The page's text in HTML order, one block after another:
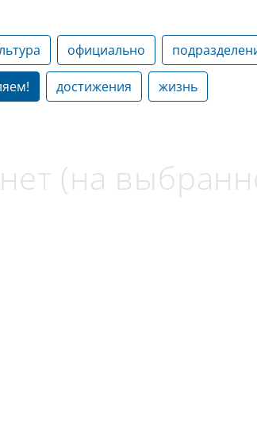
официально
достижения жизнь
(на